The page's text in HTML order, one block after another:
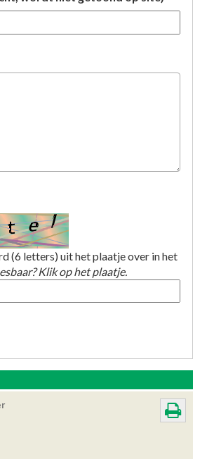
(6 letters) uit het plaatje over in het
Klik op het plaatje.